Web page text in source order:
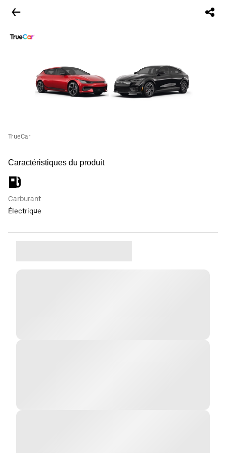
TrueCar
Caractéristiques du produit
Carburant
Électrique